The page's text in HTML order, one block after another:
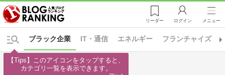
リーダー ログイン メニュー
IT・通信 エネルギー フランチャイズ
ブラック企業
【Tips】このアイコンをタップすると、
カテゴリ一覧を表示できます。